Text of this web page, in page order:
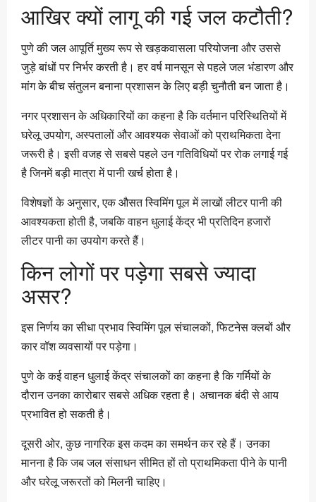
आखिर क्यों लागू की गई जल कटौती?
पुणे की जल आपूर्ति मुख्य रूप से खड़कवासला परियोजना और उससे
जुड़े बांधों पर निर्भर करती है। हर वर्ष मानसून से पहले जल भंडारण और
मांग के बीच संतुलन बनाना प्रशासन के लिए बड़ी चुनौती बन जाता है।
नगर प्रशासन के अधिकारियों का कहना है कि वर्तमान परिस्थितियों में
घरेलू उपयोग, अस्पतालों और आवश्यक सेवाओं को प्राथमिकता देना
जरूरी है। इसी वजह से सबसे पहले उन गतिविधियों पर रोक लगाई गई
है जिनमें बड़ी मात्रा में पानी खर्च होता है।
विशेषज्ञों के अनुसार, एक औसत स्विमिंग पूल में लाखों लीटर पानी की
आवश्यकता होती है, जबकि वाहन धुलाई केंद्र भी प्रतिदिन हजारों
लीटर पानी का उपयोग करते हैं।
किन लोगों पर पड़ेगा सबसे ज्यादा
असर?
इस निर्णय का सीधा प्रभाव स्विमिंग पूल संचालकों, फिटनेस क्लबों और
कार वॉश व्यवसायों पर पड़ेगा।
पुणे के कई वाहन धुलाई केंद्र संचालकों का कहना है कि गर्मियों के
दौरान उनका कारोबार सबसे अधिक रहता है। अचानक बंदी से आय
प्रभावित हो सकती है।
दूसरी ओर, कुछ नागरिक इस कदम का समर्थन कर रहे हैं। उनका
मानना है कि जब जल संसाधन सीमित हों तो प्राथमिकता पीने के पानी
और घरेलू जरूरतों को मिलनी चाहिए।